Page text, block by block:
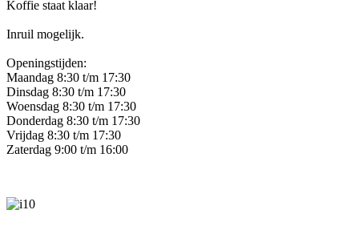
Koffie staat klaar!
Inruil mogelijk.
Openingstijden:
Maandag 8:30 t/m 17:30
Dinsdag 8:30 t/m 17:30
Woensdag 8:30 t/m 17:30
Donderdag 8:30 t/m 17:30
Vrijdag 8:30 t/m 17:30
Zaterdag 9:00 t/m 16:00